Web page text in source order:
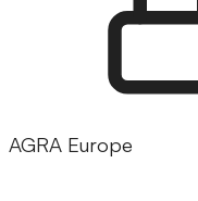
AGRA Europe